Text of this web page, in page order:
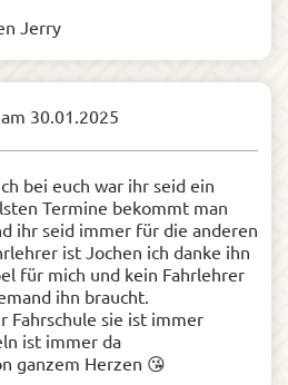
Jerry
30.01.2025
bei euch war ihr seid ein
Termine bekommt man
ihr seid immer für die anderen
ist Jochen ich danke ihn
für mich und kein Fahrlehrer
ihn braucht.
Fahrschule sie ist immer
ist immer da
ganzem Herzen 😘